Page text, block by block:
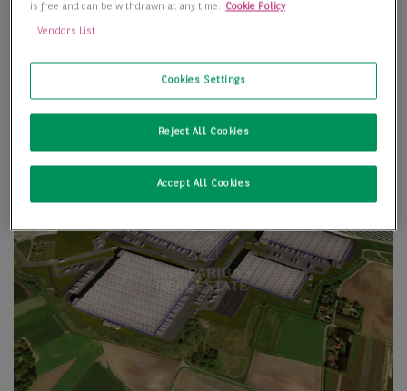
is free and can be withdrawn at any time. Cookie Policy
Vendors List
Cookies Settings
Reject All Cookies
Accept All Cookies